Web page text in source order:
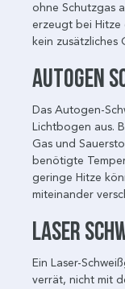
ohne Schutzgas
erzeugt bei Hitze
kein zusätzliches
Autogen
Das Autogen-
Lichtbogen aus.
Gas und
benötigte
geringe Hitze
miteinander
Laser
Ein Laser-
verrät, nicht mit